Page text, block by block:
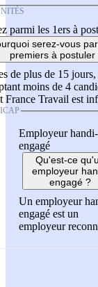
parmi les 1ers à
serez-vous
premiers à postuler
de plus de 15 jours,
moins de 4
France Travail est
Employeur handi-
engagé
Qu'est-ce
employeur
engagé ?
Un employeur
engagé est un
employeur